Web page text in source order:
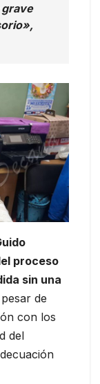
proceso
sin una
de
con los
del